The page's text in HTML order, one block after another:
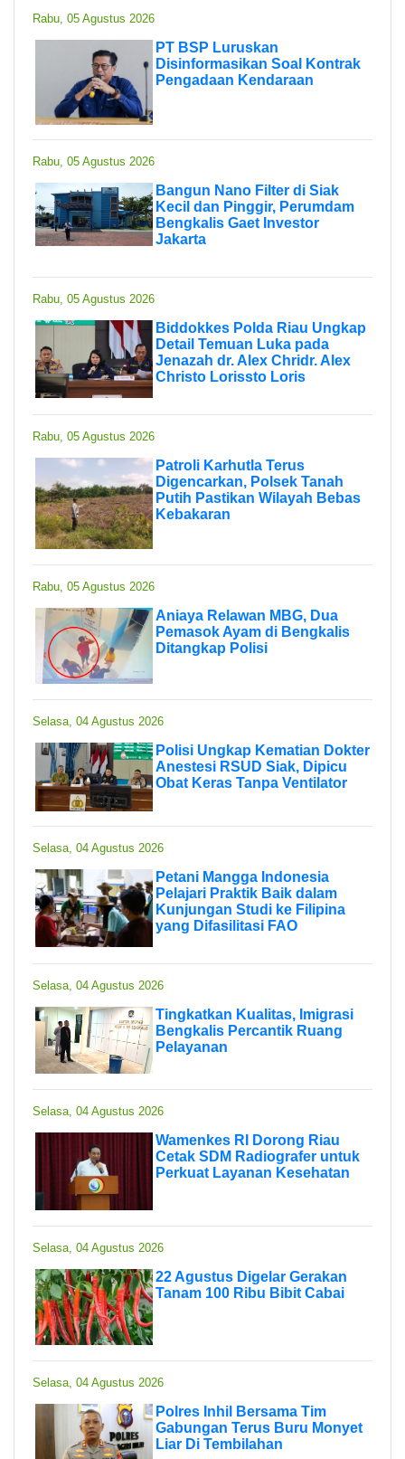
Rabu, 05 Agustus 2026
PT BSP Luruskan
Disinformasikan Soal Kontrak
Pengadaan Kendaraan
Rabu, 05 Agustus 2026
Bangun Nano Filter di Siak
Kecil dan Pinggir, Perumdam
Bengkalis Gaet Investor
Jakarta
Rabu, 05 Agustus 2026
Biddokkes Polda Riau Ungkap
Detail Temuan Luka pada
Jenazah dr. Alex Chridr. Alex
Christo Lorissto Loris
Rabu, 05 Agustus 2026
Patroli Karhutla Terus
Digencarkan, Polsek Tanah
Putih Pastikan Wilayah Bebas
Kebakaran
Rabu, 05 Agustus 2026
Aniaya Relawan MBG, Dua
Pemasok Ayam di Bengkalis
Ditangkap Polisi
Selasa, 04 Agustus 2026
Polisi Ungkap Kematian Dokter
Anestesi RSUD Siak, Dipicu
Obat Keras Tanpa Ventilator
Selasa, 04 Agustus 2026
Petani Mangga Indonesia
Pelajari Praktik Baik dalam
Kunjungan Studi ke Filipina
yang Difasilitasi FAO
Selasa, 04 Agustus 2026
Tingkatkan Kualitas, Imigrasi
Bengkalis Percantik Ruang
Pelayanan
Selasa, 04 Agustus 2026
Wamenkes RI Dorong Riau
Cetak SDM Radiografer untuk
Perkuat Layanan Kesehatan
Selasa, 04 Agustus 2026
22 Agustus Digelar Gerakan
Tanam 100 Ribu Bibit Cabai
Selasa, 04 Agustus 2026
Polres Inhil Bersama Tim
Gabungan Terus Buru Monyet
Liar Di Tembilahan